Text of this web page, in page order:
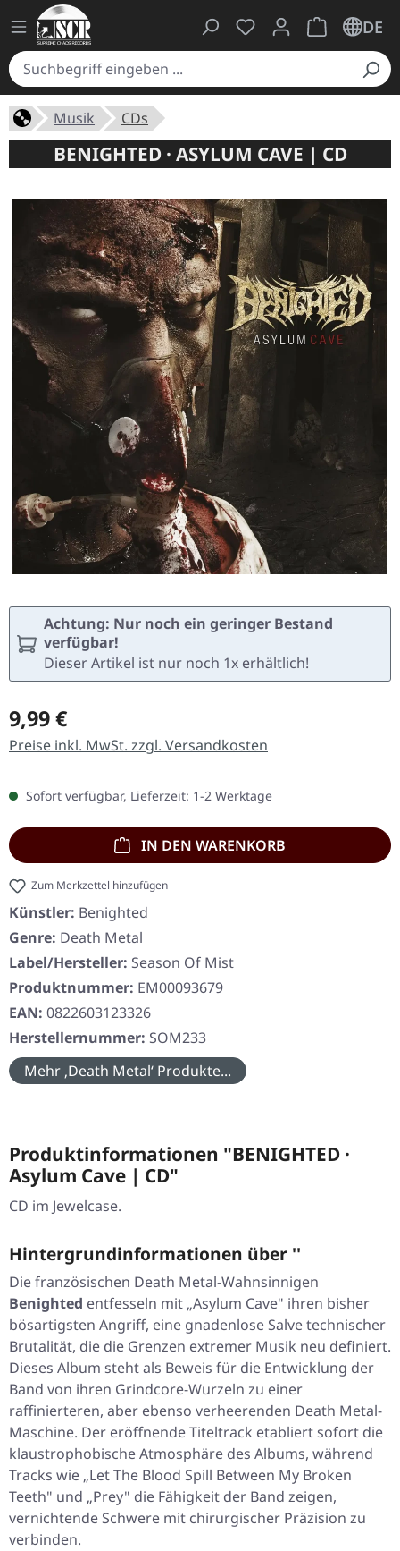
Du hast 0 Produkte
Warenkorb
DE
Musik CDs
BENIGHTED · ASYLUM CAVE | CD
Achtung: Nur noch ein geringer Bestand
verfügbar!
Dieser Artikel ist nur noch 1x erhältlich!
Regulärer Preis:
9,99 €
Preise inkl. MwSt. zzgl. Versandkosten
Sofort verfügbar, Lieferzeit: 1-2 Werktage
IN DEN WARENKORB
Zum Merkzettel hinzufügen
Künstler: Benighted
Genre: Death Metal
Label/Hersteller: Season Of Mist
Produktnummer: EM00093679
EAN: 0822603123326
Herstellernummer: SOM233
Mehr ‚Death Metal‘ Produkte...
Produktinformationen "BENIGHTED ·
Asylum Cave | CD"
CD im Jewelcase.
Hintergrundinformationen über ''
Die französischen Death Metal-Wahnsinnigen
Benighted entfesseln mit „Asylum Cave" ihren bisher
bösartigsten Angriff, eine gnadenlose Salve technischer
Brutalität, die die Grenzen extremer Musik neu definiert.
Dieses Album steht als Beweis für die Entwicklung der
Band von ihren Grindcore-Wurzeln zu einer
raffinierteren, aber ebenso verheerenden Death Metal-
Maschine. Der eröffnende Titeltrack etabliert sofort die
klaustrophobische Atmosphäre des Albums, während
Tracks wie „Let The Blood Spill Between My Broken
Teeth" und „Prey" die Fähigkeit der Band zeigen,
vernichtende Schwere mit chirurgischer Präzision zu
verbinden.